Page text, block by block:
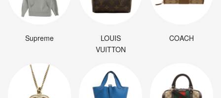
Supreme
LOUIS
VUITTON
COACH